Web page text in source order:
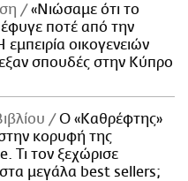
«Νιώσαμε ότι το
έφυγε ποτέ από την
οικογενειών
σπουδές στην Κύπρο
Ο «Καθρέφτης»
κορυφή της
Τι τον ξεχώρισε
μεγάλα best sellers;